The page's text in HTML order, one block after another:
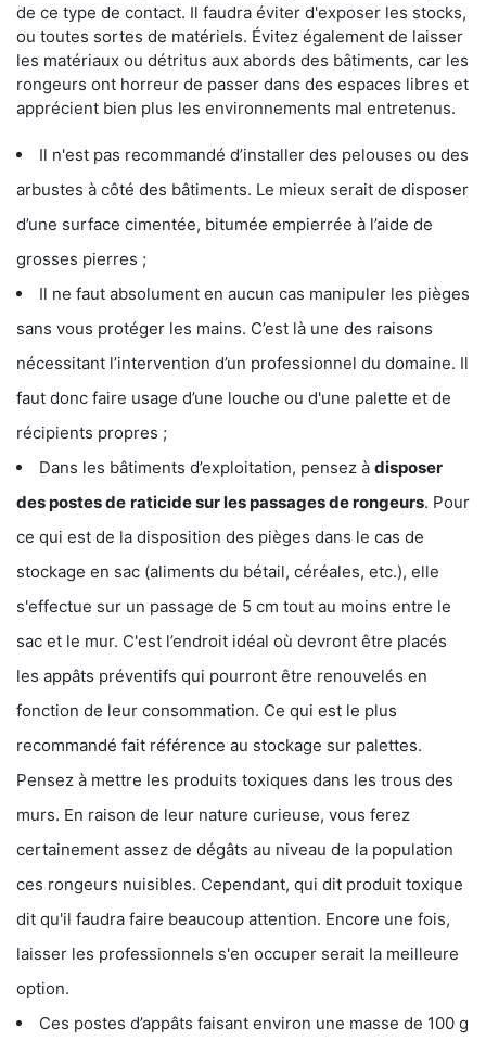
de ce type de contact. Il faudra éviter d'exposer les stocks,
ou toutes sortes de matériels. Évitez également de laisser
les matériaux ou détritus aux abords des bâtiments, car les
rongeurs ont horreur de passer dans des espaces libres et
apprécient bien plus les environnements mal entretenus.
Il n'est pas recommandé d’installer des pelouses ou des
arbustes à côté des bâtiments. Le mieux serait de disposer
d’une surface cimentée, bitumée empierrée à l’aide de
grosses pierres ;
Il ne faut absolument en aucun cas manipuler les pièges
sans vous protéger les mains. C’est là une des raisons
nécessitant l’intervention d’un professionnel du domaine. Il
faut donc faire usage d’une louche ou d'une palette et de
récipients propres ;
Dans les bâtiments d’exploitation, pensez à disposer
des postes de raticide sur les passages de rongeurs. Pour
ce qui est de la disposition des pièges dans le cas de
stockage en sac (aliments du bétail, céréales, etc.), elle
s'effectue sur un passage de 5 cm tout au moins entre le
sac et le mur. C'est l’endroit idéal où devront être placés
les appâts préventifs qui pourront être renouvelés en
fonction de leur consommation. Ce qui est le plus
recommandé fait référence au stockage sur palettes.
Pensez à mettre les produits toxiques dans les trous des
murs. En raison de leur nature curieuse, vous ferez
certainement assez de dégâts au niveau de la population
ces rongeurs nuisibles. Cependant, qui dit produit toxique
dit qu'il faudra faire beaucoup attention. Encore une fois,
laisser les professionnels s'en occuper serait la meilleure
option.
Ces postes d’appâts faisant environ une masse de 100 g